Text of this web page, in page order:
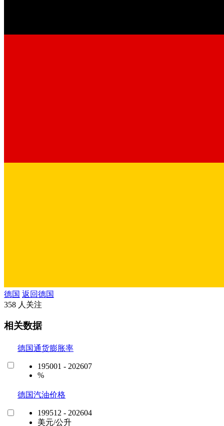
德国 返回德国
358 人关注
相关数据
德国通货膨胀率
195001 - 202607
%
德国汽油价格
199512 - 202604
美元/公升